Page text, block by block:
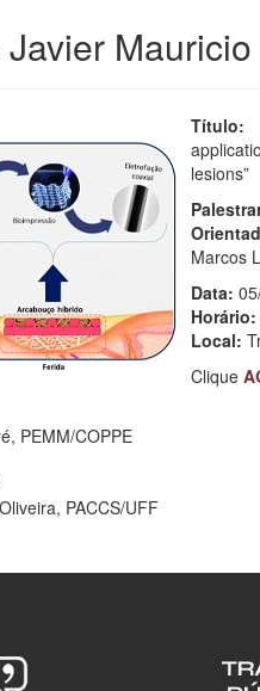
Título:
lesions”
Marcos
Data:
Horário:
Local:
Clique
PEMM/COPPE
PACCS/UFF